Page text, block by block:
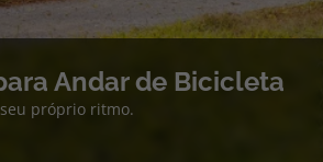
Andar de Bicicleta
próprio ritmo.